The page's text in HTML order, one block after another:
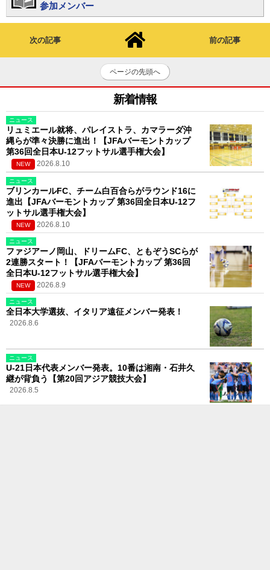
参加メンバー
次の記事 前の記事
ページの先頭へ
新着情報
ニュース
リュミエール就将、パレイストラ、カマラーダ沖
縄らが準々決勝に進出！【JFAバーモントカップ
第36回全日本U-12フットサル選手権大会】
NEW 2026.8.10
ニュース
ブリンカールFC、チーム白百合らがラウンド16に
進出【JFAバーモントカップ 第36回全日本U-12フ
ットサル選手権大会】
NEW 2026.8.10
ニュース
ファジアーノ岡山、ドリームFC、ともぞうSCらが
2連勝スタート！【JFAバーモントカップ 第36回
全日本U-12フットサル選手権大会】
NEW 2026.8.9
ニュース
全日本大学選抜、イタリア遠征メンバー発表！
2026.8.6
ニュース
U-21日本代表メンバー発表。10番は湘南・石井久
継が背負う【第20回アジア競技大会】
2026.8.5